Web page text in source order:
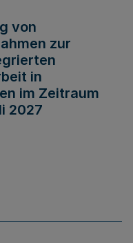
von
zur
in
im Zeitraum
2027